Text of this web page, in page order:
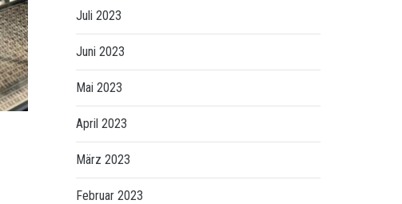
Juli 2023
Juni 2023
Mai 2023
April 2023
März 2023
Februar 2023